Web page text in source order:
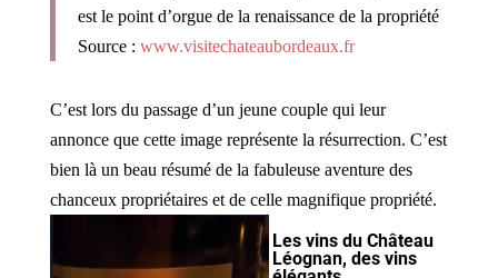
est le point d’orgue de la renaissance de la propriété
Source : www.visitechateaubordeaux.fr
C’est lors du passage d’un jeune couple qui leur
annonce que cette image représente la résurrection. C’est
bien là un beau résumé de la fabuleuse aventure des
chanceux propriétaires et de celle magnifique propriété.
Les vins du Château
Léognan, des vins